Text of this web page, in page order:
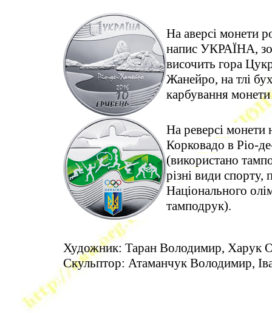
На аверсі монети
напис УКРАЇНА,
височить гора
Жанейро, на тлі
карбування
На реверсі монети
Корковадо в Ріо-
(використано
різні види спорту,
Національного
тамподрук).
Художник: Таран Володимир, Харук
Скульптор: Атаманчук Володимир,